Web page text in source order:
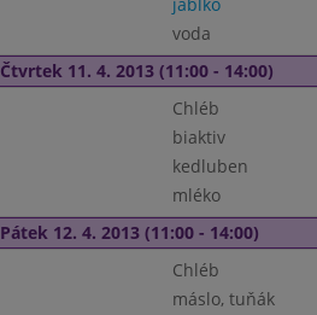
voda
Čtvrtek 11. 4. 2013 (11:00 - 14:00)
Chléb
biaktiv
kedluben
mléko
Pátek 12. 4. 2013 (11:00 - 14:00)
Chléb
máslo, tuňák